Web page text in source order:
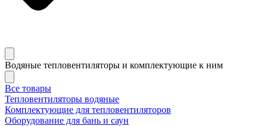
Водяные тепловентиляторы и комплектующие к ним
Все товары
Тепловентиляторы водяные
Комплектующие для тепловентиляторов
Оборудование для бань и саун